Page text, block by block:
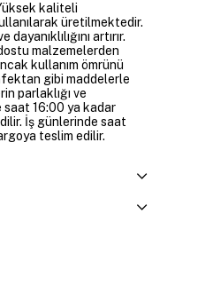
kaliteli
üretilmektedir.
artırır.
malzemelerden
kullanım ömrünü
gibi maddelerle
parlaklığı ve
saat 16:00 ya kadar
İş günlerinde saat
teslim edilir.